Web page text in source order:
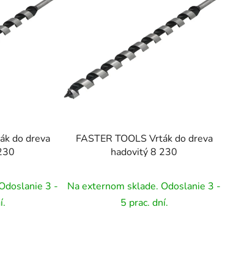
do dreva
3 -
FASTER TOOLS Vrták do dreva
hadovitý 8 230
Na externom sklade. Odoslanie 3 -
5 prac. dní.